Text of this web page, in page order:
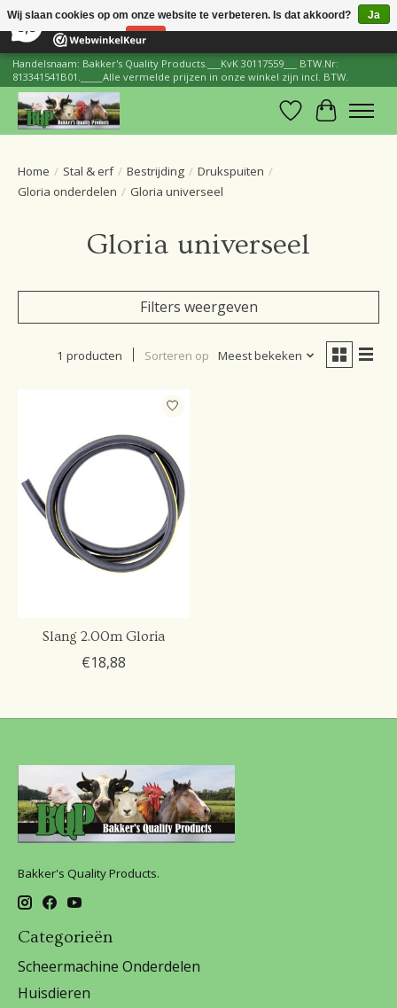
206 Reviews ×
Handelsnaam: Bakker's Quality Products.___KvK 30117559___ BTW.Nr:
813341541B01._____Alle vermelde prijzen in onze winkel zijn incl. BTW.
Verlanglijst
Home / Stal & erf / Bestrijding / Drukspuiten /
Gloria onderdelen / Gloria universeel
Gloria universeel
Filters weergeven
1 producten Sorteren op Meest bekeken
Slang 2.00m Gloria
€18,88
Bakker's Quality Products.
Categorieën
Scheermachine Onderdelen
Huisdieren
Wij slaan cookies op om onze website te verbeteren. Is dat akkoord?
Ja
Nee